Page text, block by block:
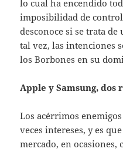
lo cual ha encendido
imposibilidad de
desconoce si se trata
tal vez, las intenciones
los Borbones en su
Apple y Samsung, dos
Los acérrimos
veces intereses, y es
mercado, en ocasiones,